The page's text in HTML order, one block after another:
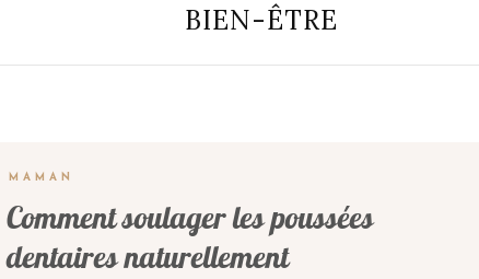
BIEN-ÊTRE
MAMAN
Comment soulager les poussées
dentaires naturellement